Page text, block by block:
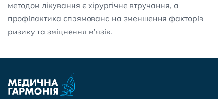
методом лікування є хірургічне втручання, а
профілактика спрямована на зменшення факторів
ризику та зміцнення м’язів.